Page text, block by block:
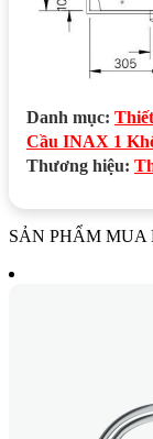
Danh mục:
Cầu INAX 1
Thương hiệu:
SẢN PHẨM MUA